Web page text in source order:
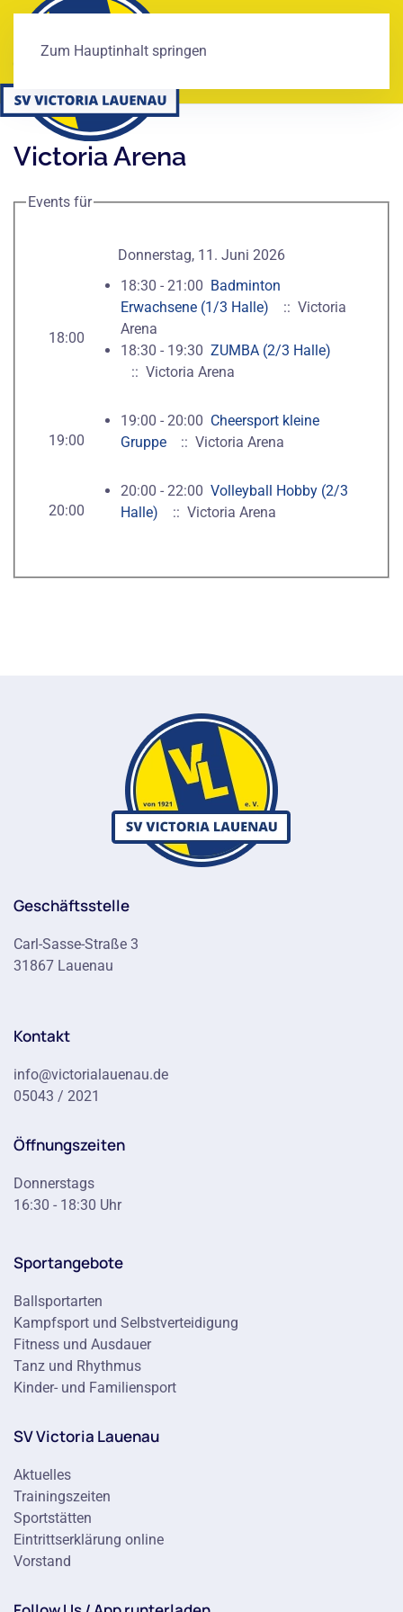
Zum Hauptinhalt springen
Victoria Arena
Events für
Donnerstag, 11. Juni 2026
18:00
18:30 - 21:00 Badminton
Erwachsene (1/3 Halle)
:: Victoria
Arena
18:30 - 19:30 ZUMBA (2/3 Halle)
:: Victoria Arena
19:00
19:00 - 20:00 Cheersport kleine
Gruppe
:: Victoria Arena
20:00
20:00 - 22:00 Volleyball Hobby (2/3
Halle)
:: Victoria Arena
Geschäftsstelle
Carl-Sasse-Straße 3
31867 Lauenau
Kontakt
info@victorialauenau.de
05043 / 2021
Öffnungszeiten
Donnerstags
16:30 - 18:30 Uhr
Sportangebote
Ballsportarten
Kampfsport und Selbstverteidigung
Fitness und Ausdauer
Tanz und Rhythmus
Kinder- und Familiensport
SV Victoria Lauenau
Aktuelles
Trainingszeiten
Sportstätten
Eintrittserklärung online
Vorstand